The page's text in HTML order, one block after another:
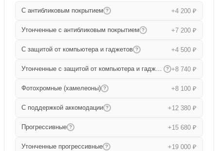
С антибликовым покрытием ? +4 200 ₽
Утонченные с антибликовым покрытием ? +7 200 ₽
С защитой от компьютера и гаджетов ? +4 500 ₽
Утонченные с защитой от компьютера и гаджетов ? +8 740 ₽
Фотохромные (хамелеоны) ? +8 100 ₽
С поддержкой аккомодации ? +12 380 ₽
Прогрессивные ? +15 680 ₽
Утонченные прогрессивные ? +19 000 ₽